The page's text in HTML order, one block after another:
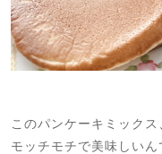
このパンケーキミック
モッチモチで美味しい